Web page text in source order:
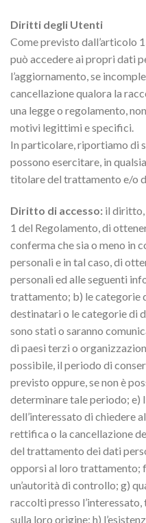
Diritti degli Utenti
Come previsto dall’articolo
può accedere ai propri dati
l’aggiornamento, se
cancellazione qualora la
una legge o regolamento,
motivi legittimi e specifici.
In particolare, riportiamo di
possono esercitare, in
titolare del trattamento e/o
Diritto di accesso: il diritto,
1 del Regolamento, di
conferma che sia o meno in
personali e in tal caso, di
personali ed alle seguenti
trattamento; b) le categorie
destinatari o le categorie di
sono stati o saranno
di paesi terzi o
possibile, il periodo di
previsto oppure, se non è
determinare tale periodo; e)
dell’interessato di chiedere
rettifica o la cancellazione
del trattamento dei dati
opporsi al loro trattamento;
un’autorità di controllo; g)
raccolti presso
sulla loro origine; h)